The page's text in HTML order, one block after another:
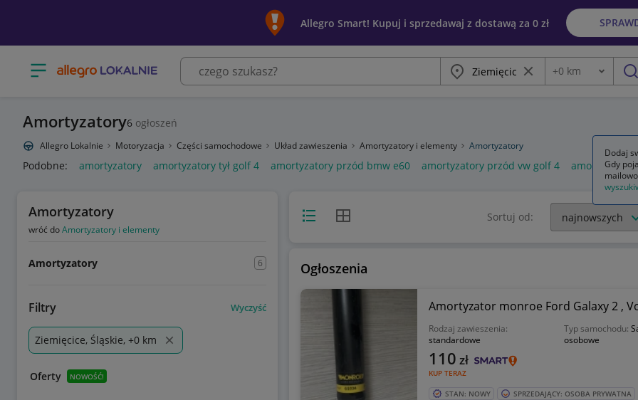
Allegro Smart! Kupuj i sprzedawaj z dostawą za 0 zł
Otwórz menu z kategoriami Miasto Wyczyść frazę
Odległość
+0 km
Amortyzatory6 ogłoszeń
Allegro Lokalnie Motoryzacja Części samochodowe Układ zawieszenia Amortyzatory i elementy Amortyzatory
Podobne: amortyzatory amortyzatory tył golf 4 amortyzatory przód bmw e60 amortyzatory przód vw golf 4 amortyzatory
Amortyzatory
wróć doAmortyzatory i elementy
Amortyzatory 6
Filtry Wyczyść
Ziemięcice, Śląskie, +0 km
Oferty NOWOŚĆ!
Widok listyWidok siatki Sortuj od:
Ogłoszenia
Amortyzator monroe Ford Galaxy 2 ,
Rodzaj zawieszenia:
standardowe
Typ samochodu:
osobowe
KUP TERAZ
110 zł
STAN: NOWY SPRZEDAJĄCY: OSOBA PRYWATNA
Dodaj
Gdy